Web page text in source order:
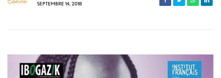
SEPTEMBRE 14, 2018